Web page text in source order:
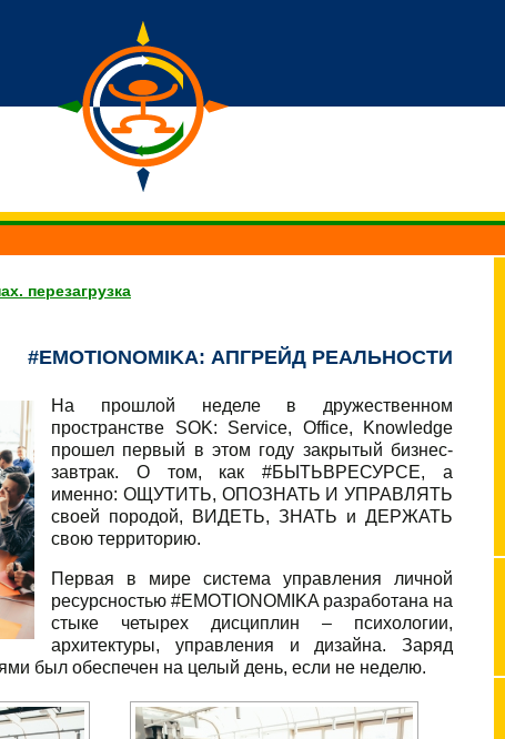
перезагрузка
#EMOTIONOMIKA: АПГРЕЙД РЕАЛЬНОСТИ
На прошлой неделе в дружественном
пространстве SOK: Service, Office, Knowledge
прошел первый в этом году закрытый бизнес-
завтрак. О том, как #БЫТЬВРЕСУРСЕ, а
именно: ОЩУТИТЬ, ОПОЗНАТЬ И УПРАВЛЯТЬ
своей породой, ВИДЕТЬ, ЗНАТЬ и ДЕРЖАТЬ
свою территорию.
Первая в мире система управления личной
ресурсностью #EMOTIONOMIKA разработана на
стыке четырех дисциплин – психологии,
архитектуры, управления и дизайна. Заряд
был обеспечен на целый день, если не неделю.